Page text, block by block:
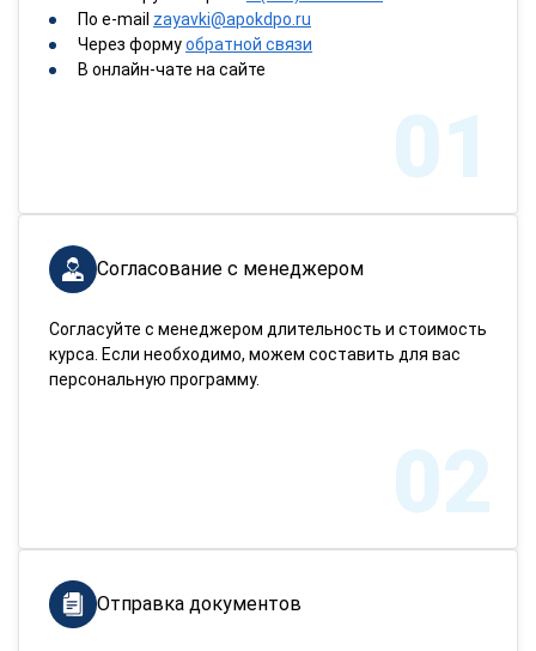
По e-mail zayavki@apokdpo.ru
Через формуобратной связи
В онлайн-чате на сайте
01
Согласование с менеджером
Согласуйте с менеджером длительность и стоимость
курса. Если необходимо, можем составить для вас
персональную программу.
02
Отправка документов